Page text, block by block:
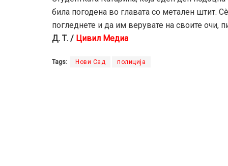
била погодена во главата со метален штит.
погледнете и да им верувате на своите очи,
Д. Т. / Цивил Медиа
Tags: Нови Сад полиција